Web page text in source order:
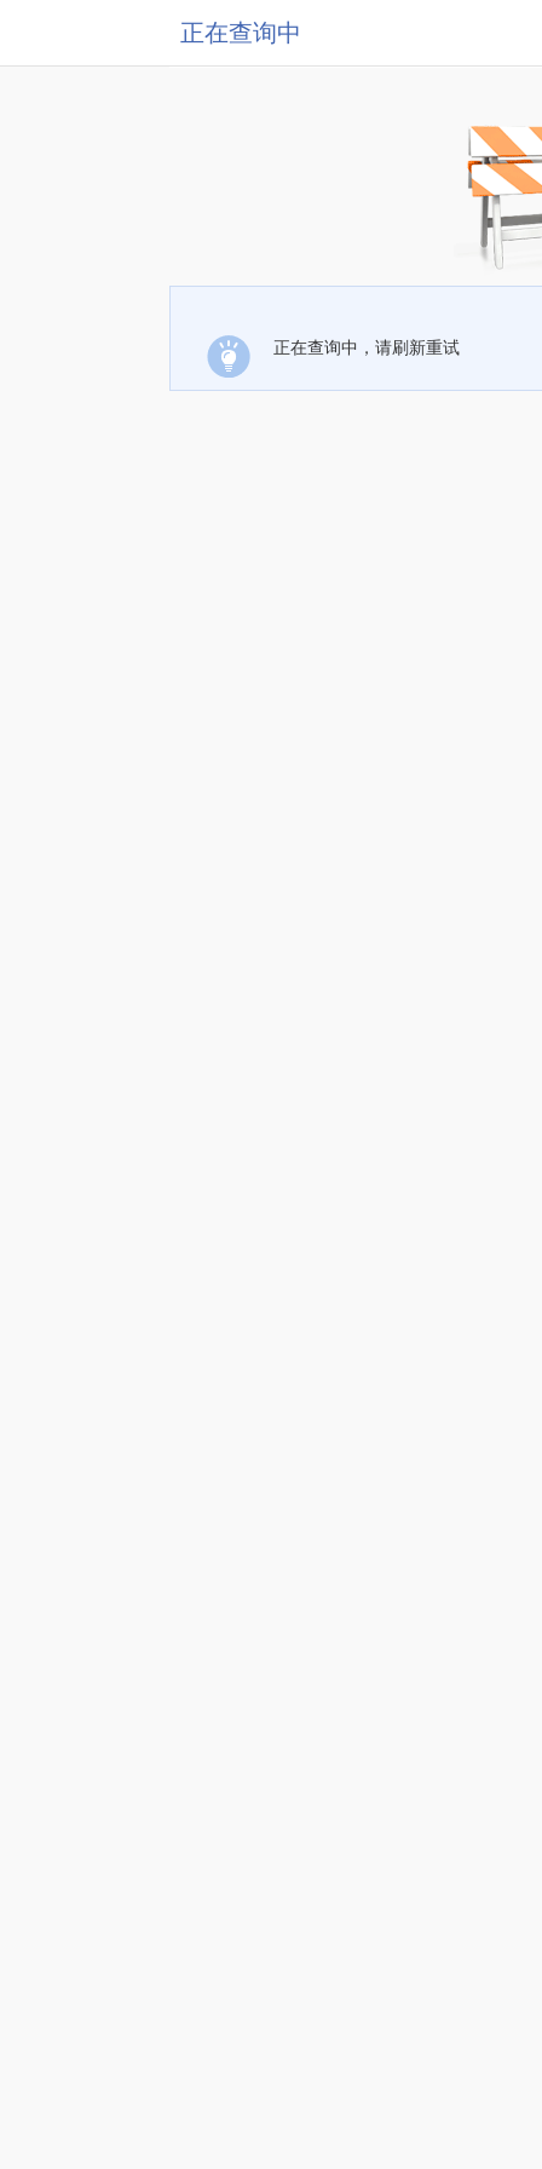
正在查询中
正在查询中，请刷新重试